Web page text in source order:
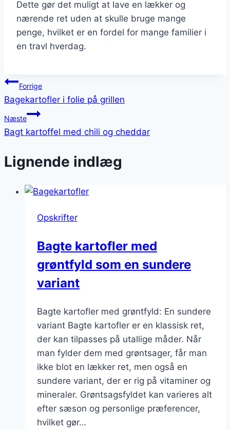
Dette gør det muligt at lave en lækker og
nærende ret uden at skulle bruge mange
penge, hvilket er en fordel for mange familier i
en travl hverdag.
Indlægsnavigation
Forrige
Bagekartofler i folie på grillen
Næste
Bagt kartoffel med chili og cheddar
Lignende indlæg
Opskrifter
Bagte kartofler med
grøntfyld som en sundere
variant
Bagte kartofler med grøntfyld: En sundere
variant Bagte kartofler er en klassisk ret,
der kan tilpasses på utallige måder. Når
man fylder dem med grøntsager, får man
ikke blot en lækker ret, men også en
sundere variant, der er rig på vitaminer og
mineraler. Grøntsagsfyldet kan varieres alt
efter sæson og personlige præferencer,
hvilket gør…